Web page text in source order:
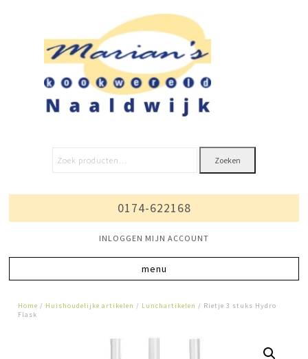
Zoeken
0174-622168
INLOGGEN MIJN ACCOUNT
Home / Huishoudelijke artikelen / Lunchartikelen / Rietje 3 stuks Hydro
Flask